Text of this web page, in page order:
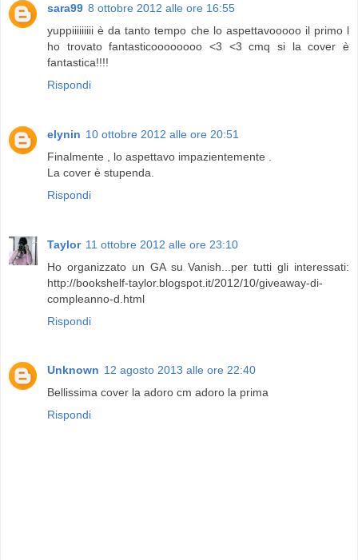
sara99 8 ottobre 2012 alle ore 16:55
yuppiiiiiiiii è da tanto tempo che lo aspettavooooo il primo l
ho trovato fantasticoooooooo <3 <3 cmq si la cover è
fantastica!!!!
Rispondi
elynin 10 ottobre 2012 alle ore 20:51
Finalmente , lo aspettavo impazientemente .
La cover è stupenda.
Rispondi
Taylor 11 ottobre 2012 alle ore 23:10
Ho organizzato un GA su Vanish...per tutti gli interessati:
http://bookshelf-taylor.blogspot.it/2012/10/giveaway-di-
compleanno-d.html
Rispondi
Unknown 12 agosto 2013 alle ore 22:40
Bellissima cover la adoro cm adoro la prima
Rispondi